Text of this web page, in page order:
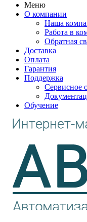
Меню
О компании
Наша
Работа в
Обратная
Доставка
Оплата
Гарантия
Поддержка
Сервисное
Обучение